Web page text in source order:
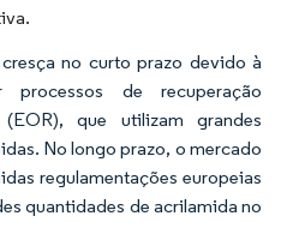
no curto prazo devido à
processos de recuperação
que utilizam grandes
No longo prazo, o mercado
regulamentações europeias
quantidades de acrilamida no